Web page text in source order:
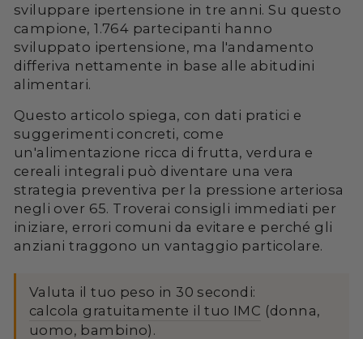
sviluppare ipertensione in tre anni. Su questo
campione, 1.764 partecipanti hanno
sviluppato ipertensione, ma l'andamento
differiva nettamente in base alle abitudini
alimentari.
Questo articolo spiega, con dati pratici e
suggerimenti concreti, come
un'alimentazione ricca di frutta, verdura e
cereali integrali può diventare una vera
strategia preventiva per la pressione arteriosa
negli over 65. Troverai consigli immediati per
iniziare, errori comuni da evitare e perché gli
anziani traggono un vantaggio particolare.
Valuta il tuo peso in 30 secondi:
calcola gratuitamente il tuo IMC (donna,
uomo, bambino).